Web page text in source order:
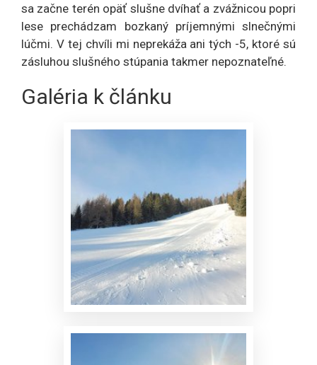
sa začne terén opäť slušne dvíhať a zvážnicou popri
lese prechádzam bozkaný príjemnými slnečnými
lúčmi. V tej chvíli mi neprekáža ani tých -5, ktoré sú
zásluhou slušného stúpania takmer nepoznateľné.
Galéria k článku